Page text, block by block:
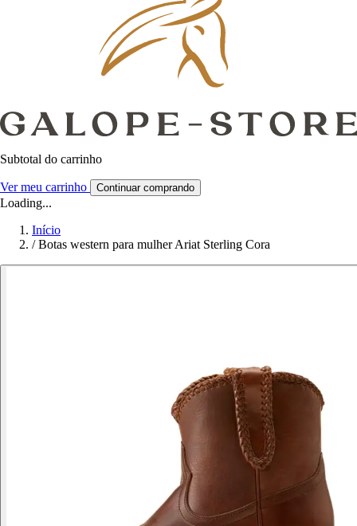
Subtotal do carrinho
Ver meu carrinho Continuar comprando
Loading...
Início
/ Botas western para mulher Ariat Sterling Cora